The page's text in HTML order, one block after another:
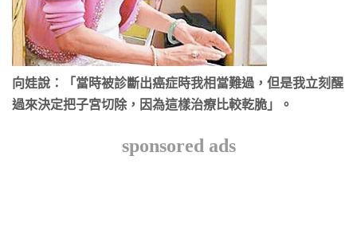
向娃說：「當時被診斷出癌症時我相當難過，但是我立刻醒
過來決定把子宮切除，因為這樣治療比較乾脆」。
sponsored ads